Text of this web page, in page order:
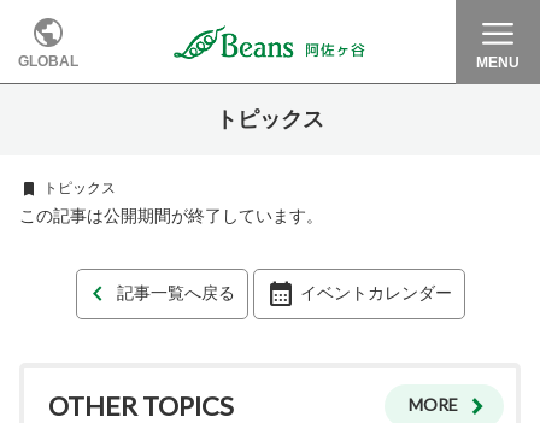
GLOBAL MENU
トピックス
トピックス
この記事は公開期間が終了しています。
記事一覧へ戻る イベントカレンダー
OTHER TOPICS MORE